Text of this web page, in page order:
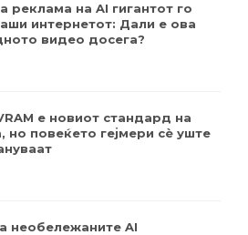
реклама на AI гигантот го
интернетот: Дали е ова
видео досега?
е новиот стандард на
но повеќето гејмери ​​сè уште
необележаните AI